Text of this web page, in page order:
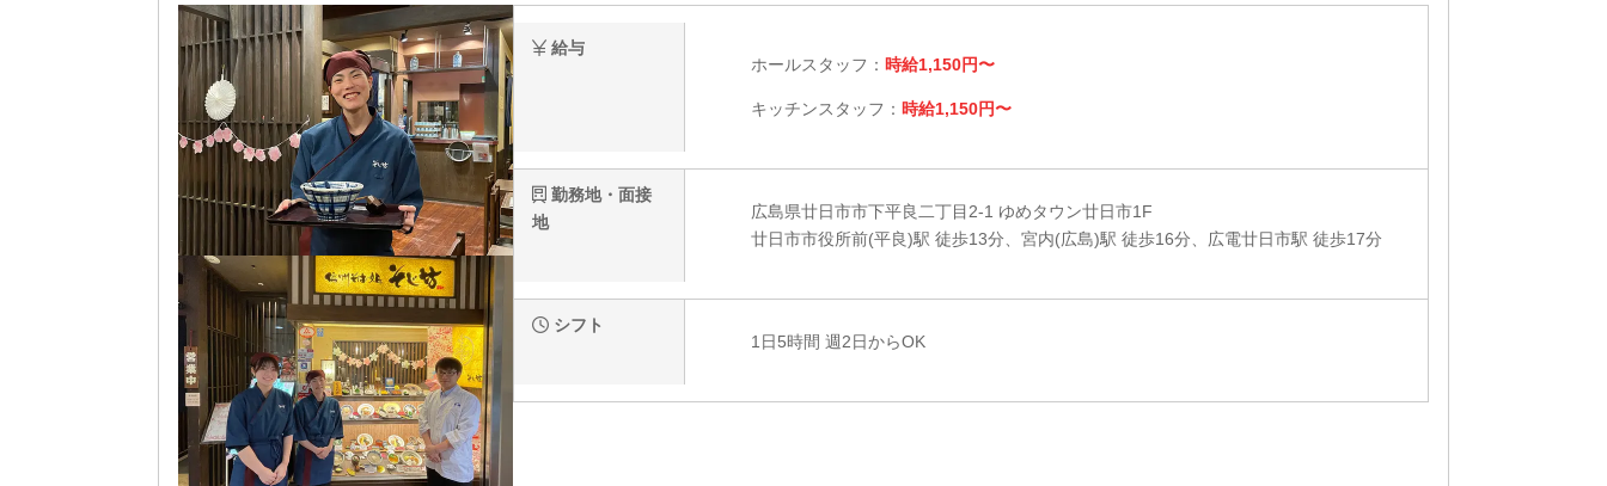
給与
ホールスタッフ： 時給1,150円〜
キッチンスタッフ： 時給1,150円〜
勤務地・面接
地
広島県廿日市市下平良二丁目2-1 ゆめタウン廿日市1F
廿日市市役所前(平良)駅 徒歩13分、宮内(広島)駅 徒歩16分、広電廿日市駅 徒歩17分
シフト
1日5時間 週2日からOK